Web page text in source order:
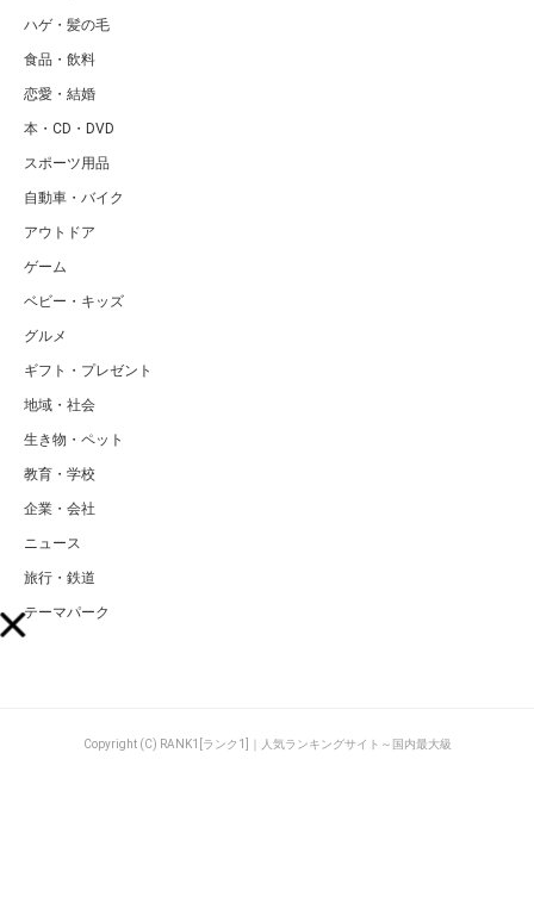
ハゲ・髪の毛
食品・飲料
恋愛・結婚
本・CD・DVD
スポーツ用品
自動車・バイク
アウトドア
ゲーム
ベビー・キッズ
グルメ
ギフト・プレゼント
地域・社会
生き物・ペット
教育・学校
企業・会社
ニュース
旅行・鉄道
テーマパーク
Copyright (C) RANK1[ランク1]｜人気ランキングサイト～国内最大級